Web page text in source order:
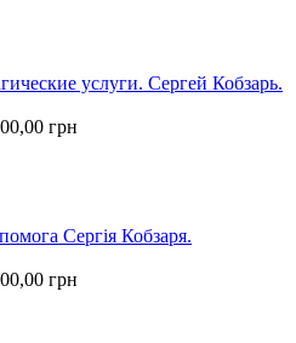
услуги. Сергей Кобзарь.
грн
Сергія Кобзаря.
грн